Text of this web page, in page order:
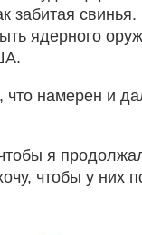
забитая
ядерного
что намерен и
я
чтобы у них